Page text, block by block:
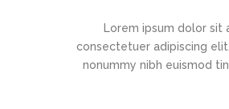
Lorem ipsum dolor sit
consectetuer adipiscing
nonummy nibh euismod